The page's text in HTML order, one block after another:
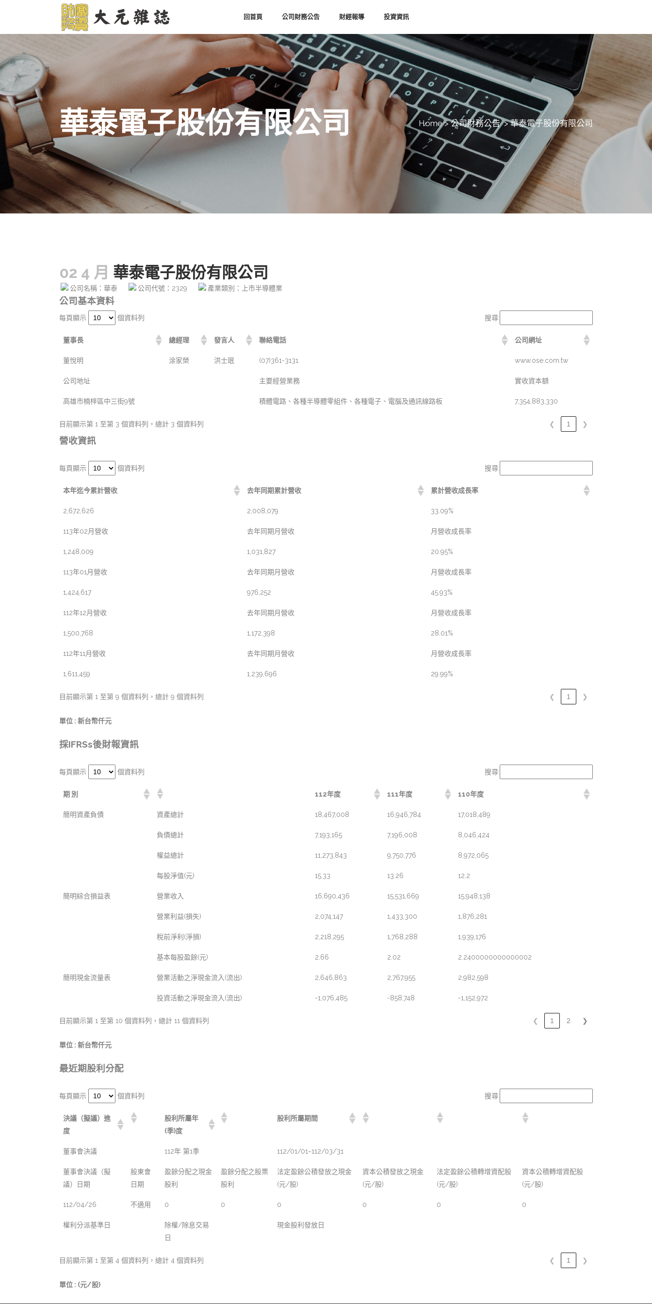
回首頁 公司財務公告 財經報導 投資資訊
華泰電子股份有限公司 Home>公司財務公告 >華泰電子股份有限公司
02 4 月 華泰電子股份有限公司
公司名稱：華泰 公司代號：2329 產業類別：上市半導體業
公司基本資料
每頁顯示 個資料列 搜尋:
董事長 總經理 發言人 聯絡電話 公司網址
董悅明 涂家榮 洪士珉 (07)361-3131 www.ose.com.tw
公司地址 主要經營業務 實收資本額
高雄市楠梓區中三街9號 積體電路、各種半導體零組件、各種電子、電腦及通訊線路板 7,354,883,330
目前顯示第 1 至第 3 個資料列，總計 3 個資料列 ❮ 1 ❯
營收資訊
每頁顯示 個資料列 搜尋:
本年迄今累計營收 去年同期累計營收 累計營收成長率
2,672,626 2,008,079 33.09%
113年02月營收 去年同期月營收 月營收成長率
1,248,009 1,031,827 20.95%
113年01月營收 去年同期月營收 月營收成長率
1,424,617 976,252 45.93%
112年12月營收 去年同期月營收 月營收成長率
1,500,768 1,172,398 28.01%
112年11月營收 去年同期月營收 月營收成長率
1,611,459 1,239,696 29.99%
目前顯示第 1 至第 9 個資料列，總計 9 個資料列 ❮ 1 ❯
單位 : 新台幣仟元
採IFRSs後財報資訊
每頁顯示 個資料列 搜尋:
期 別 112年度 111年度 110年度
簡明資產負債 資產總計 18,467,008 16,946,784 17,018,489
負債總計 7,193,165 7,196,008 8,046,424
權益總計 11,273,843 9,750,776 8,972,065
每股淨值(元) 15.33 13.26 12.2
簡明綜合損益表 營業收入 16,690,436 15,531,669 15,948,138
營業利益(損失) 2,074,147 1,433,300 1,876,281
稅前淨利(淨損) 2,218,295 1,768,288 1,939,176
基本每股盈餘(元) 2.66 2.02 2.2400000000000002
簡明現金流量表 營業活動之淨現金流入(流出) 2,646,863 2,767,955 2,982,598
投資活動之淨現金流入(流出) -1,076,485 -858,748 -1,152,972
目前顯示第 1 至第 10 個資料列，總計 11 個資料列 ❮ 1 2 ❯
單位 : 新台幣仟元
最近期股利分配
每頁顯示 個資料列 搜尋:
決議（擬議）進
度
股利所屬年
(季)度
股利所屬期間
董事會決議 112年 第1季 112/01/01~112/03/31
董事會決議（擬
議）日期
股東會
日期
盈餘分配之現金
股利
盈餘分配之股票
股利
法定盈餘公積發放之現金
(元/股)
資本公積發放之現金
(元/股)
法定盈餘公積轉增資配股
(元/股)
資本公積轉增資配股
(元/股)
112/04/26 不適用 0 0 0 0 0 0
權利分派基準日
除權/除息交易
日
現金股利發放日
目前顯示第 1 至第 4 個資料列，總計 4 個資料列 ❮ 1 ❯
單位 : (元/股)